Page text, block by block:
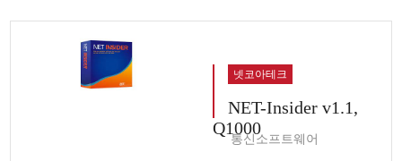
넷코아테크
NET-Insider v1.1,
Q1000
통신소프트웨어